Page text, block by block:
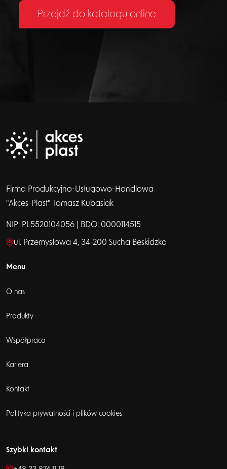
Przejdź do katalogu online
Firma Produkcyjno-Usługowo-Handlowa
"Akces-Plast" Tomasz Kubasiak
NIP: PL5520104056 | BDO: 0000114515
ul. Przemysłowa 4, 34-200 Sucha Beskidzka
Menu
O nas
Produkty
Współpraca
Kariera
Kontakt
Polityka prywatności i plików cookies
Szybki kontakt